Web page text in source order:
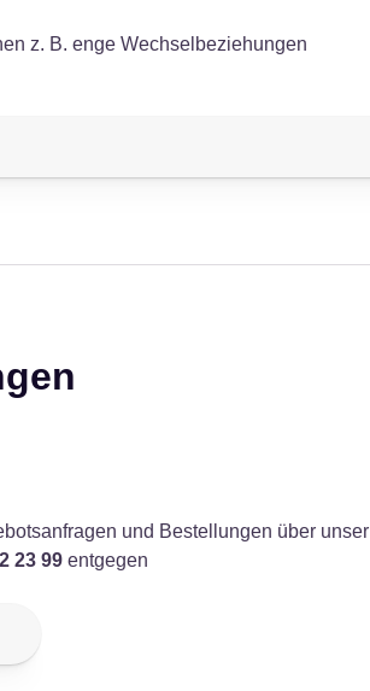
z. B. enge Wechselbeziehungen
und Bestellungen über unser
23 99entgegen